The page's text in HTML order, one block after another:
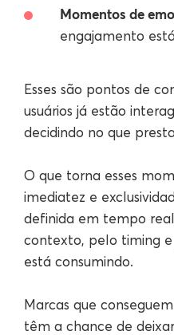
Momentos de
engajamento
Esses são pontos de
usuários já estão
decidindo no que
O que torna esses
imediatez e
definida em tempo
contexto, pelo timing e
está consumindo.
Marcas que
têm a chance de